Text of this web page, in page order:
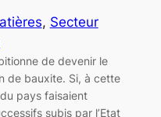
, Secteur
de devenir le
de bauxite. Si, à cette
pays faisaient
subis par l’Etat